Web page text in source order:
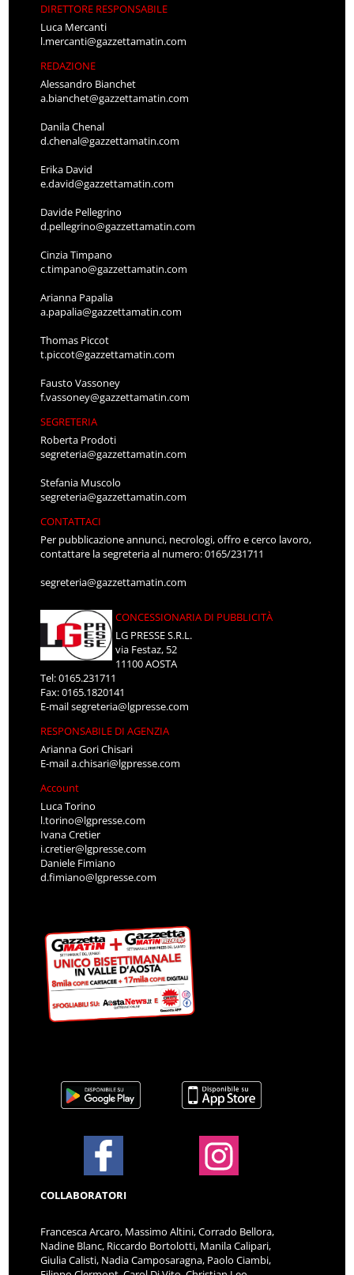
DIRETTORE RESPONSABILE
Luca Mercanti
l.mercanti@gazzettamatin.com
REDAZIONE
Alessandro Bianchet
a.bianchet@gazzettamatin.com
Danila Chenal
d.chenal@gazzettamatin.com
Erika David
e.david@gazzettamatin.com
Davide Pellegrino
d.pellegrino@gazzettamatin.com
Cinzia Timpano
c.timpano@gazzettamatin.com
Arianna Papalia
a.papalia@gazzettamatin.com
Thomas Piccot
t.piccot@gazzettamatin.com
Fausto Vassoney
f.vassoney@gazzettamatin.com
SEGRETERIA
Roberta Prodoti
segreteria@gazzettamatin.com
Stefania Muscolo
segreteria@gazzettamatin.com
CONTATTACI
Per pubblicazione annunci, necrologi, offro e cerco lavoro,
contattare la segreteria al numero: 0165/231711
segreteria@gazzettamatin.com
CONCESSIONARIA DI PUBBLICITÀ
LG PRESSE S.R.L.
via Festaz, 52
11100 AOSTA
Tel: 0165.231711
Fax: 0165.1820141
E-mailsegreteria@lgpresse.com
RESPONSABILE DI AGENZIA
Arianna Gori Chisari
E-maila.chisari@lgpresse.com
Account
Luca Torino
l.torino@lgpresse.com
Ivana Cretier
i.cretier@lgpresse.com
Daniele Fimiano
d.fimiano@lgpresse.com
COLLABORATORI
Francesca Arcaro, Massimo Altini, Corrado Bellora,
Nadine Blanc, Riccardo Bortolotti, Manila Calipari,
Giulia Calisti, Nadia Camposaragna, Paolo Ciambi,